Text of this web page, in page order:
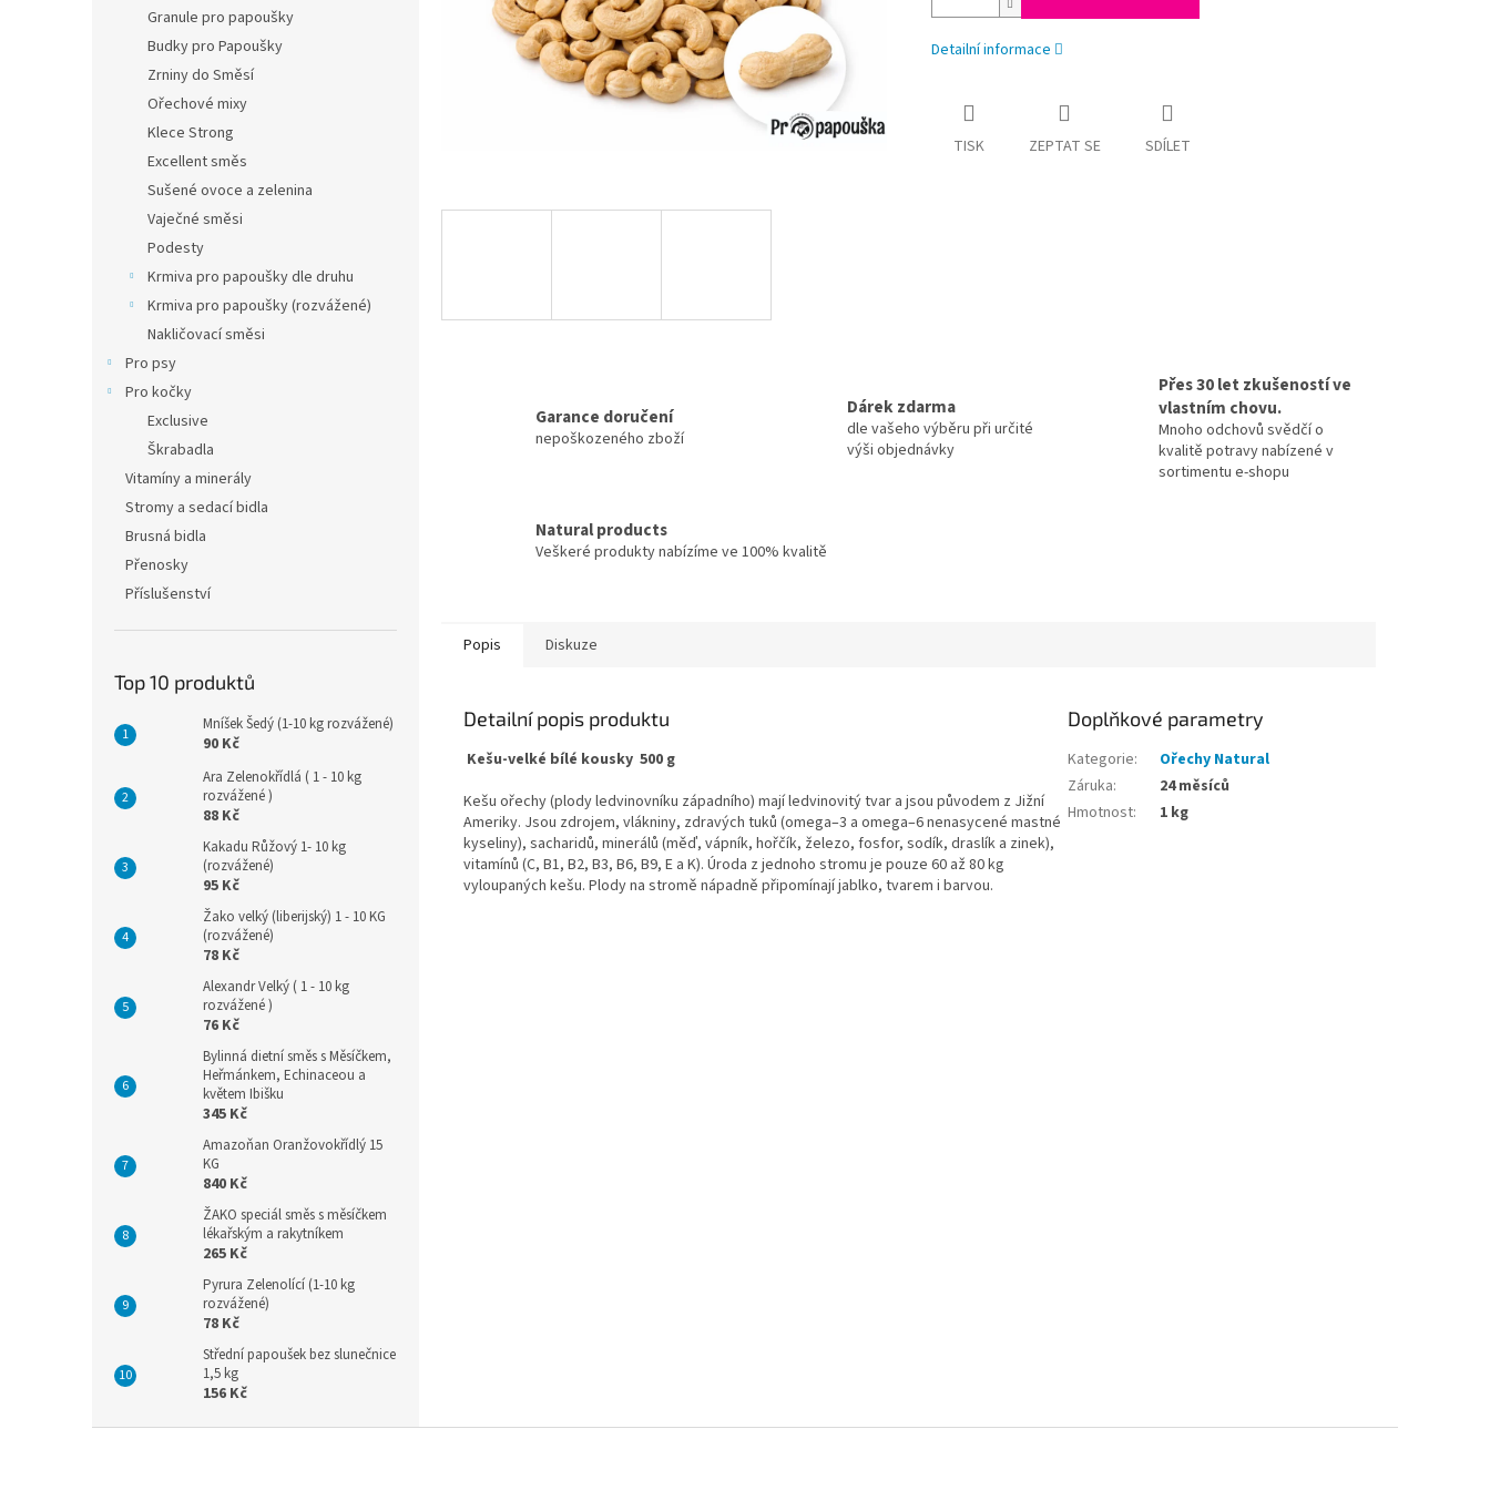
Granule pro papoušky
Budky pro Papoušky
Zrniny do Směsí
Ořechové mixy
Klece Strong
Excellent směs
Sušené ovoce a zelenina
Vaječné směsi
Podesty
Krmiva pro papoušky dle druhu
Krmiva pro papoušky (rozvážené)
Nakličovací směsi
Pro psy
Pro kočky
Exclusive
Škrabadla
Vitamíny a minerály
Stromy a sedací bidla
Brusná bidla
Přenosky
Příslušenství
Top 10 produktů
Mníšek Šedý (1-10 kg rozvážené)
90 Kč
Ara Zelenokřídlá ( 1 - 10 kg
rozvážené )
88 Kč
Kakadu Růžový 1- 10 kg
(rozvážené)
95 Kč
Žako velký (liberijský) 1 - 10 KG
(rozvážené)
78 Kč
Alexandr Velký ( 1 - 10 kg
rozvážené )
76 Kč
Bylinná dietní směs s Měsíčkem,
Heřmánkem, Echinaceou a
květem Ibišku
345 Kč
Amazoňan Oranžovokřídlý 15
KG
840 Kč
ŽAKO speciál směs s měsíčkem
lékařským a rakytníkem
265 Kč
Pyrura Zelenolící (1-10 kg
rozvážené)
78 Kč
Střední papoušek bez slunečnice
1,5 kg
156 Kč
Detailní informace
TISK ZEPTAT SE SDÍLET
Garance doručení
nepoškozeného zboží
Dárek zdarma
dle vašeho výběru při určité
výši objednávky
Přes 30 let zkušeností ve
vlastním chovu.
Mnoho odchovů svědčí o
kvalitě potravy nabízené v
sortimentu e-shopu
Natural products
Veškeré produkty nabízíme ve 100% kvalitě
Popis Diskuze
Detailní popis produktu
Kešu-velké bílé kousky 500 g
Kešu ořechy (plody ledvinovníku západního) mají ledvinovitý tvar a jsou původem z Jižní
Ameriky. Jsou zdrojem, vlákniny, zdravých tuků (omega–3 a omega–6 nenasycené mastné
kyseliny), sacharidů, minerálů (měď, vápník, hořčík, železo, fosfor, sodík, draslík a zinek),
vitamínů (C, B1, B2, B3, B6, B9, E a K). Úroda z jednoho stromu je pouze 60 až 80 kg
vyloupaných kešu. Plody na stromě nápadně připomínají jablko, tvarem i barvou.
Doplňkové parametry
Kategorie:
Ořechy Natural
Záruka:
24 měsíců
Hmotnost: 1 kg